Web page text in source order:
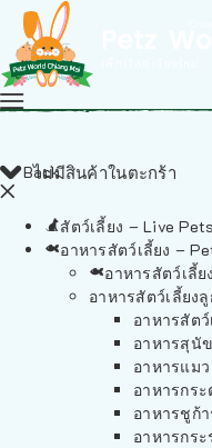
ไม่มีสินค้าในตะกร้า
Back
สัตว์เลี้ยง – Live Pets
อาหารสัตว์เลี้ยง –
อาหารสัตว์เลี้ย
อาหารสัตว์เลี้ยง
อาหารสัต
อาหารสุนั
อาหารแม
อาหารกร
อาหารชูก้
อาหารกร